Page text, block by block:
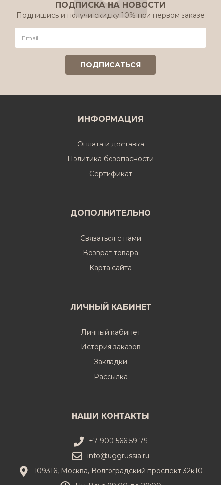
ПОДПИСКА НА НОВОСТИ
Подпишись и получи скидку 10% при первом заказе
ИНФОРМАЦИЯ
Оплата и доставка
Политика безопасности
Cертификат
ДОПОЛНИТЕЛЬНО
Связаться с нами
Возврат товара
Карта сайта
ЛИЧНЫЙ КАБИНЕТ
Личный кабинет
История заказов
Закладки
Рассылка
НАШИ КОНТАКТЫ
+7 900 566 59 79
info@uggrussia.ru
109316, Москва, Волгоградский проспект 32к10